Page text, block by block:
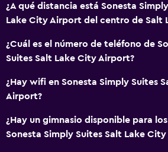
Secador de pelo
Baño privado
Servicios y facilidades
Caja fuerte
¿A qué distancia está Sonesta
Lake City Airport del centro de Salt
¿Cuál es el número de teléfono de
Suites Salt Lake City Airport?
¿Hay wifi en Sonesta Simply Suites
Airport?
¿Hay un gimnasio disponible para
Sonesta Simply Suites Salt Lake